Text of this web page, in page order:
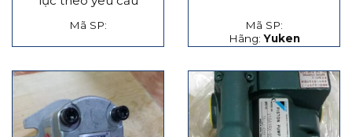
Mã SP:
Mã SP:
Hãng:Yuken